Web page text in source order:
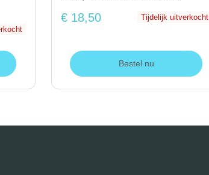
€ 18,50 Tijdelijk uitverkocht
Bestel nu